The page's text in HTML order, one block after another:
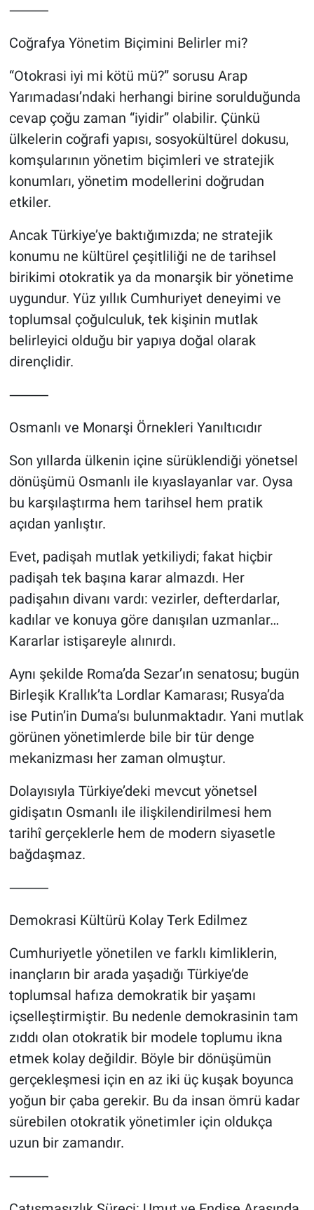
⸻
Coğrafya Yönetim Biçimini Belirler mi?
“Otokrasi iyi mi kötü mü?” sorusu Arap
Yarımadası’ndaki herhangi birine sorulduğunda
cevap çoğu zaman “iyidir” olabilir. Çünkü
ülkelerin coğrafi yapısı, sosyokültürel dokusu,
komşularının yönetim biçimleri ve stratejik
konumları, yönetim modellerini doğrudan
etkiler.
Ancak Türkiye’ye baktığımızda; ne stratejik
konumu ne kültürel çeşitliliği ne de tarihsel
birikimi otokratik ya da monarşik bir yönetime
uygundur. Yüz yıllık Cumhuriyet deneyimi ve
toplumsal çoğulculuk, tek kişinin mutlak
belirleyici olduğu bir yapıya doğal olarak
dirençlidir.
⸻
Osmanlı ve Monarşi Örnekleri Yanıltıcıdır
Son yıllarda ülkenin içine sürüklendiği yönetsel
dönüşümü Osmanlı ile kıyaslayanlar var. Oysa
bu karşılaştırma hem tarihsel hem pratik
açıdan yanlıştır.
Evet, padişah mutlak yetkiliydi; fakat hiçbir
padişah tek başına karar almazdı. Her
padişahın divanı vardı: vezirler, defterdarlar,
kadılar ve konuya göre danışılan uzmanlar…
Kararlar istişareyle alınırdı.
Aynı şekilde Roma’da Sezar’ın senatosu; bugün
Birleşik Krallık’ta Lordlar Kamarası; Rusya’da
ise Putin’in Duma’sı bulunmaktadır. Yani mutlak
görünen yönetimlerde bile bir tür denge
mekanizması her zaman olmuştur.
Dolayısıyla Türkiye’deki mevcut yönetsel
gidişatın Osmanlı ile ilişkilendirilmesi hem
tarihî gerçeklerle hem de modern siyasetle
bağdaşmaz.
⸻
Demokrasi Kültürü Kolay Terk Edilmez
Cumhuriyetle yönetilen ve farklı kimliklerin,
inançların bir arada yaşadığı Türkiye’de
toplumsal hafıza demokratik bir yaşamı
içselleştirmiştir. Bu nedenle demokrasinin tam
zıddı olan otokratik bir modele toplumu ikna
etmek kolay değildir. Böyle bir dönüşümün
gerçekleşmesi için en az iki üç kuşak boyunca
yoğun bir çaba gerekir. Bu da insan ömrü kadar
sürebilen otokratik yönetimler için oldukça
uzun bir zamandır.
⸻